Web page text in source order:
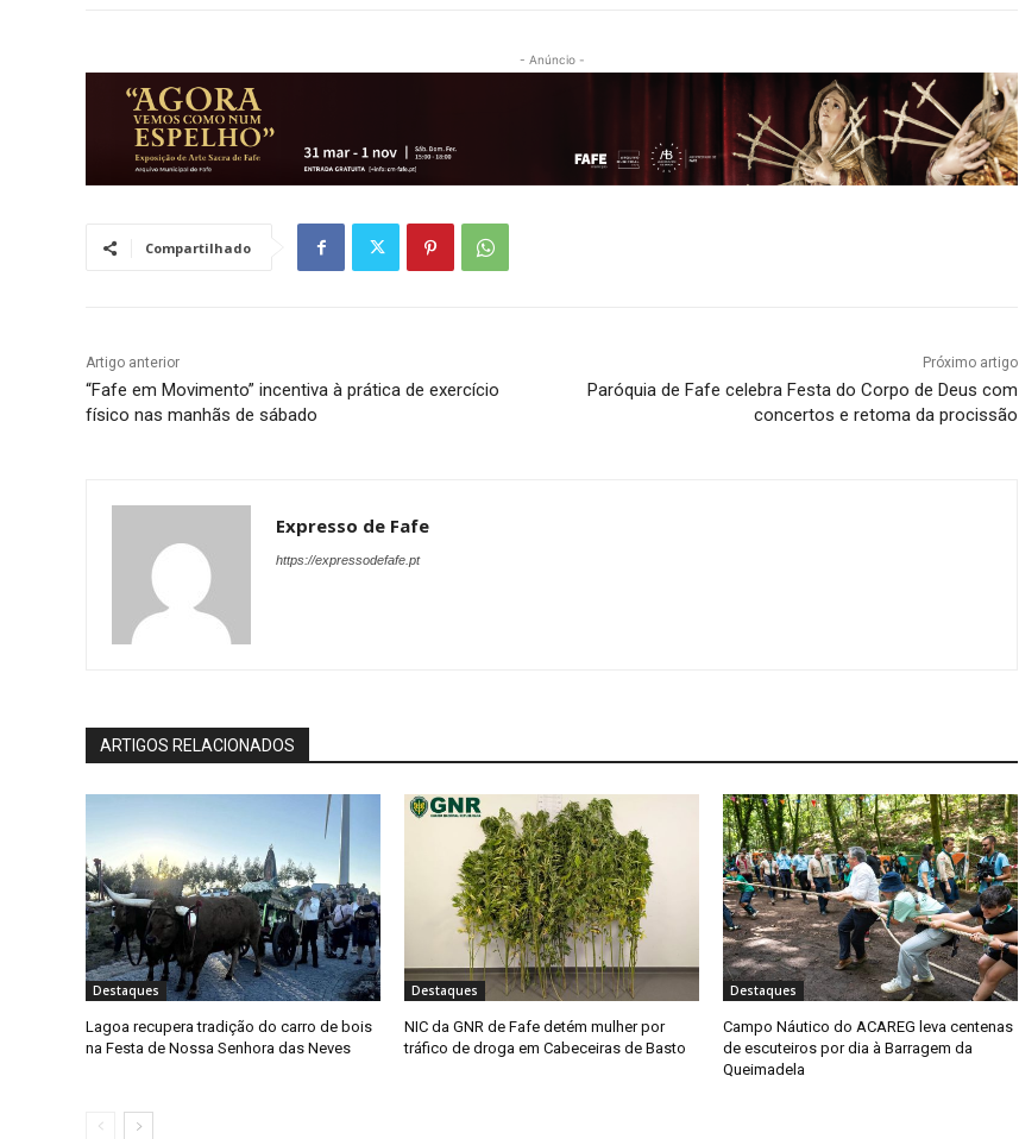
- Anúncio -
Compartilhado
Artigo anterior
“Fafe em Movimento” incentiva à prática de exercício
físico nas manhãs de sábado
Próximo artigo
Paróquia de Fafe celebra Festa do Corpo de Deus com
concertos e retoma da procissão
Expresso de Fafe
https://expressodefafe.pt
ARTIGOS RELACIONADOS
Destaques
Lagoa recupera tradição do carro de bois
na Festa de Nossa Senhora das Neves
Destaques
NIC da GNR de Fafe detém mulher por
tráfico de droga em Cabeceiras de Basto
Destaques
Campo Náutico do ACAREG leva centenas
de escuteiros por dia à Barragem da
Queimadela